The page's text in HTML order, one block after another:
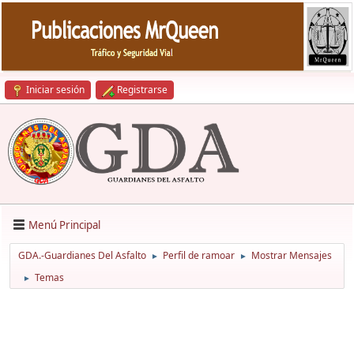
Iniciar sesión Registrarse
Menú Principal
GDA.-Guardianes Del Asfalto ► Perfil de ramoar ► Mostrar Mensajes
► Temas